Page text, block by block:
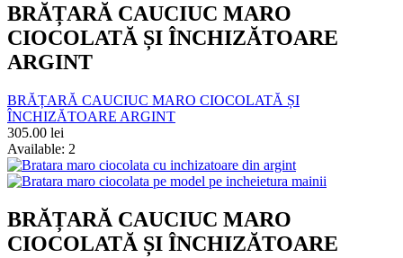
BRĂȚARĂ CAUCIUC MARO
CIOCOLATĂ ȘI ÎNCHIZĂTOARE
ARGINT
BRĂȚARĂ CAUCIUC MARO CIOCOLATĂ ȘI
ÎNCHIZĂTOARE ARGINT
305.00 lei
Available: 2
BRĂȚARĂ CAUCIUC MARO
CIOCOLATĂ ȘI ÎNCHIZĂTOARE